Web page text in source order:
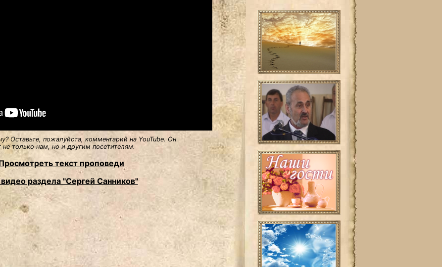
Оставьте, пожалуйста, комментарий на YouTube. Он
только нам, но и другим посетителям.
текст проповеди
раздела "Сергей Санников"